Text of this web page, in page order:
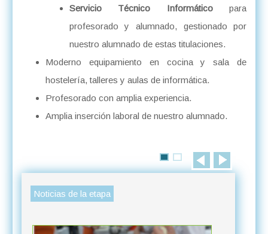
Servicio Técnico Informáticopara
profesorado y alumnado, gestionado por
nuestro alumnado de estas titulaciones.
Moderno equipamiento en cocina y sala de
hostelería, talleres y aulas de informática.
Profesorado con amplia experiencia.
Amplia inserción laboral de nuestro alumnado.
Noticias de la etapa